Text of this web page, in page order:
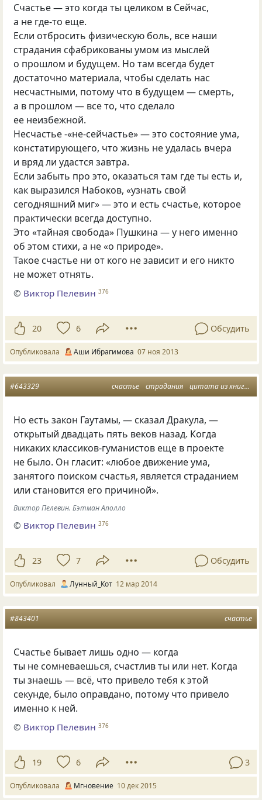
Счастье — это когда ты целиком в Сейчас,
а не где-то еще.
Если отбросить физическую боль, все наши
страдания сфабрикованы умом из мыслей
о прошлом и будущем. Но там всегда будет
достаточно материала, чтобы сделать нас
несчастными, потому что в будущем — смерть,
а в прошлом — все то, что сделало
ее неизбежной.
Несчастье -«не-сейчастье» — это состояние ума,
констатирующего, что жизнь не удалась вчера
и вряд ли удастся завтра.
Если забыть про это, оказаться там где ты есть и,
как выразился Набоков, «узнать свой
сегодняшний миг» — это и есть счастье, которое
практически всегда доступно.
Это «тайная свобода» Пушкина — у него именно
об этом стихи, а не «о природе».
Такое счастье ни от кого не зависит и его никто
не может отнять.
© Виктор Пелевин 376
20 6 Обсудить
Опубликовала Аши Ибрагимова 07 ноя 2013
счастье страдания цитата из книги
#643329
Но есть закон Гаутамы, — сказал Дракула, —
открытый двадцать пять веков назад. Когда
никаких классиков-гуманистов еще в проекте
не было. Он гласит: «любое движение ума,
занятого поиском счастья, является страданием
или становится его причиной».
Виктор Пелевин. Бэтман Аполло
© Виктор Пелевин 376
23 7 Обсудить
Опубликовал Лунный_Кот 12 мар 2014
счастье
#843401
Счастье бывает лишь одно — когда
ты не сомневаешься, счастлив ты или нет. Когда
ты знаешь — всё, что привело тебя к этой
секунде, было оправдано, потому что привело
именно к ней.
© Виктор Пелевин 376
19 6 3
Опубликовала Мгновение 10 дек 2015